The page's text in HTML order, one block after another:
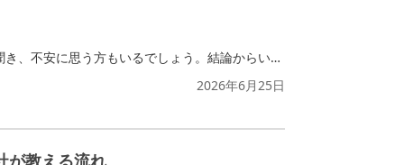
「遺骨ダイヤモンドは怪しい」 「火葬後の遺骨で炭素が取れるわけない」 このような声を聞き、不安に思う方もいるでしょう。結論からいうと、遺骨でダイヤモンドを作ることは可能で、嘘ではありません。ただし、遺骨100%にならない場合もあります。業者によっては説明が曖昧で、きちんと認識していないと後悔につながりかねません。 仕組みがわかれば、安心して遺骨ダイヤモンドの製造を依頼できるため、この記事で詳しい内容を確認してから依頼するようにしましょう。
2026年6月25日